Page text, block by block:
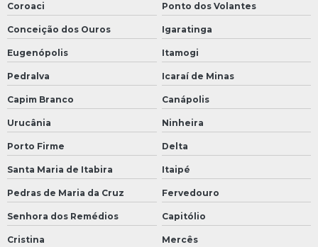
Coroaci Ponto dos Volantes
Conceição dos Ouros Igaratinga
Eugenópolis Itamogi
Pedralva Icaraí de Minas
Capim Branco Canápolis
Urucânia Ninheira
Porto Firme Delta
Santa Maria de Itabira Itaipé
Pedras de Maria da Cruz Fervedouro
Senhora dos Remédios Capitólio
Cristina Mercês